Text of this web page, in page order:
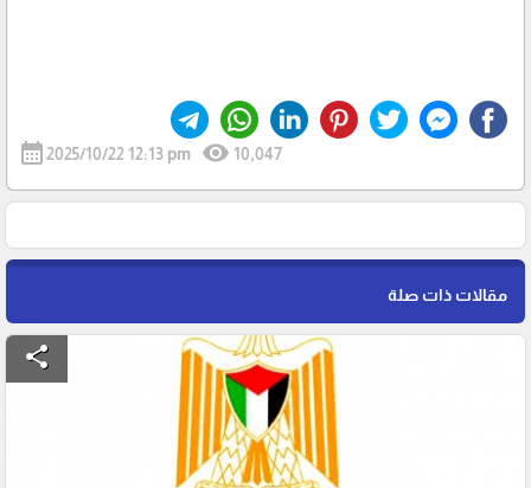
calendar_month2025/10/22 12:13 pm visibility 10,047
مقالات ذات صلة
share